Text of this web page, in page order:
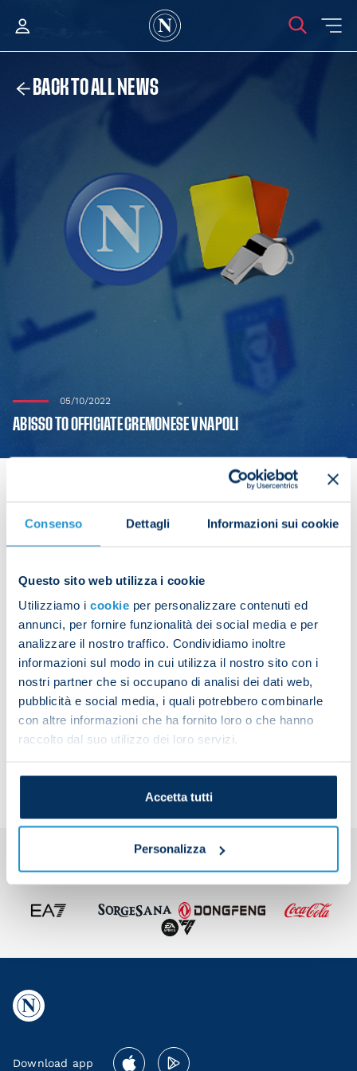
Consenso Dettagli Informazioni sui cookie
Questo sito web utilizza i cookie
Utilizziamo i cookie per personalizzare contenuti ed
annunci, per fornire funzionalità dei social media e per
analizzare il nostro traffico. Condividiamo inoltre
informazioni sul modo in cui utilizza il nostro sito con i
nostri partner che si occupano di analisi dei dati web,
pubblicità e social media, i quali potrebbero combinarle
con altre informazioni che ha fornito loro o che hanno
raccolto dal suo utilizzo dei loro servizi.
Accetta tutti
Personalizza
BACK TO ALL NEWS
05/10/2022
ABISSO TO OFFICIATE CREMONESE V NAPOLI
A Matchday 9.
He will be assisted by De Meo and Mondin, while
Sacchi will be on fourth official duties. Di Bello and
Paganessi will be in charge of VAR.
Share the article with your friends and support the
team
Download app